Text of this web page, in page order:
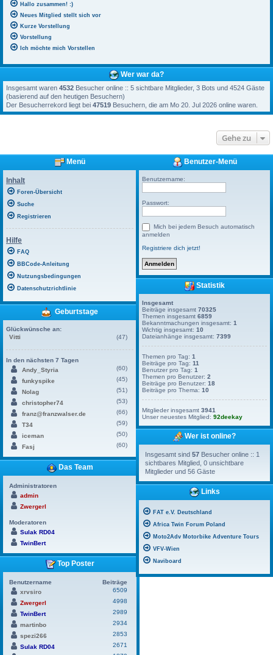
Hallo zusammen! :)
Neues Mitglied stellt sich vor
Kurze Vorstellung
Vorstellung
Ich möchte mich Vorstellen
Wer war da?
Insgesamt waren 4532 Besucher online :: 5 sichtbare Mitglieder, 3 Bots und 4524 Gäste
(basierend auf den heutigen Besuchern)
Der Besucherrekord liegt bei 47519 Besuchern, die am Mo 20. Jul 2026 online waren.
Gehe zu
Menü
Inhalt
Foren-Übersicht
Suche
Registrieren
Hilfe
FAQ
BBCode-Anleitung
Nutzungsbedingungen
Datenschutzrichtlinie
Geburtstage
Glückwünsche an:
Vitti
(47)
In den nächsten 7 Tagen
Andy_Styria
(60)
funkyspike
(45)
Nolag
(51)
christopher74
(53)
franz@franzwalser.de
(66)
T34
(59)
iceman
(50)
Fasj
(60)
Das Team
Administratoren
admin
Zwergerl
Moderatoren
Sulak RD04
TwinBert
Top Poster
Benutzername
Beiträge
xrvsiro
6509
Zwergerl
4998
TwinBert
2989
martinbo
2934
spezi266
2853
Sulak RD04
2671
Benutzer-Menü
Benutzername:
Passwort:
Mich bei jedem Besuch automatisch
anmelden
Registriere dich jetzt!
Statistik
Insgesamt
Beiträge insgesamt70325
Themen insgesamt6859
Bekanntmachungen insgesamt:1
Wichtig insgesamt:10
Dateianhänge insgesamt:7399
Themen pro Tag:1
Beiträge pro Tag:11
Benutzer pro Tag:1
Themen pro Benutzer:2
Beiträge pro Benutzer:18
Beiträge pro Thema:10
Mitglieder insgesamt3941
Unser neuestes Mitglied:92deekay
Wer ist online?
Insgesamt sind57 Besucher online :: 1
sichtbares Mitglied, 0 unsichtbare
Mitglieder und 56 Gäste
Links
FAT e.V. Deutschland
Africa Twin Forum Poland
Moto2Adv Motorbike Adventure Tours
VFV-Wien
Naviboard